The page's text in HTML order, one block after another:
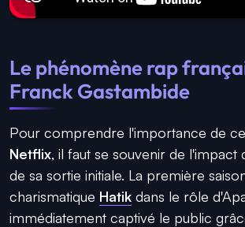
Le phénomène rap
Franck Gastambide
Pour comprendre l'importance de
Netflix, il faut se souvenir de l'impact
de sa sortie initiale. La première
charismatique Hatik dans le rôle
immédiatement captivé le public